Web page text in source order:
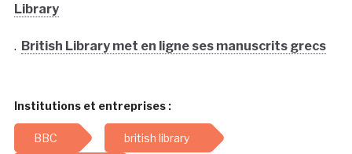
Library
. British Library met en ligne ses manuscrits grecs
Institutions et entreprises :
BBC british library